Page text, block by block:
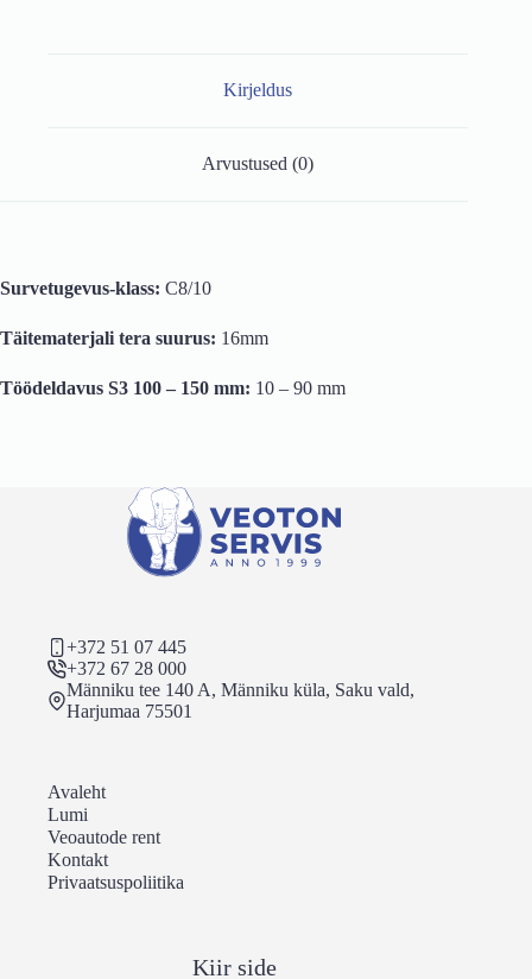
Kirjeldus
Arvustused (0)
Survetugevus-klass: C8/10
Täitematerjali tera suurus: 16mm
Töödeldavus S3 100 – 150 mm: 10 – 90 mm
+372 51 07 445
+372 67 28 000
Männiku tee 140 A, Männiku küla, Saku vald,
Harjumaa 75501
Avaleht
Lumi
Veoautode rent
Kontakt
Privaatsuspoliitika
Kiir side